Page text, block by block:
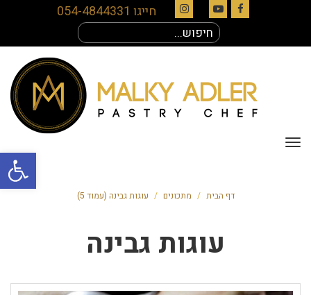
פתח
Facebook
YouTube
Instagram
חייגו 054-4844331
עבור:
תפריט
דף הבית / מתכונים / עוגות גבינה (עמוד 5)
עוגות גבינה